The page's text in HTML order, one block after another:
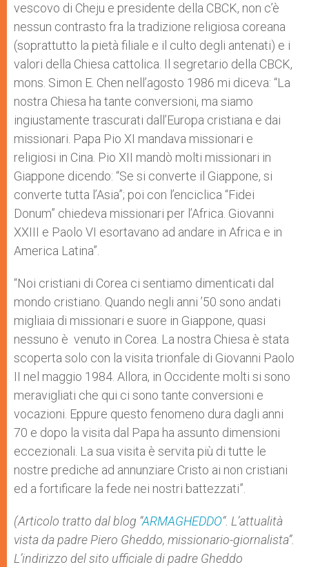
vescovo di Cheju e presidente della CBCK, non c’è
nessun contrasto fra la tradizione religiosa coreana
(soprattutto la pietà filiale e il culto degli antenati) e i
valori della Chiesa cattolica. Il segretario della CBCK,
mons. Simon E. Chen nell’agosto 1986 mi diceva: “La
nostra Chiesa ha tante conversioni, ma siamo
ingiustamente trascurati dall’Europa cristiana e dai
missionari. Papa Pio XI mandava missionari e
religiosi in Cina. Pio XII mandò molti missionari in
Giappone dicendo: “Se si converte il Giappone, si
converte tutta l’Asia”; poi con l’enciclica “Fidei
Donum” chiedeva missionari per l’Africa. Giovanni
XXIII e Paolo VI esortavano ad andare in Africa e in
America Latina”.
“Noi cristiani di Corea ci sentiamo dimenticati dal
mondo cristiano. Quando negli anni ’50 sono andati
migliaia di missionari e suore in Giappone, quasi
nessuno è venuto in Corea. La nostra Chiesa è stata
scoperta solo con la visita trionfale di Giovanni Paolo
II nel maggio 1984. Allora, in Occidente molti si sono
meravigliati che qui ci sono tante conversioni e
vocazioni. Eppure questo fenomeno dura dagli anni
70 e dopo la visita dal Papa ha assunto dimensioni
eccezionali. La sua visita è servita più di tutte le
nostre prediche ad annunziare Cristo ai non cristiani
ed a fortificare la fede nei nostri battezzati”.
(Articolo tratto dal blog “ARMAGHEDDO“. L’attualità
vista da padre Piero Gheddo, missionario-giornalista”.
L’indirizzo del sito ufficiale di padre Gheddo